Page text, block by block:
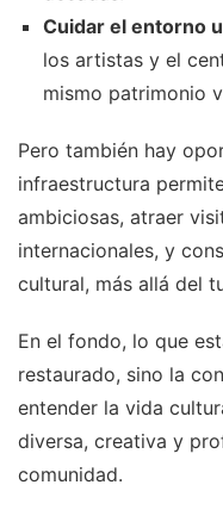
Cuidar el entorno
los artistas y el
mismo patrimonio
Pero también hay
infraestructura
ambiciosas, atraer
internacionales, y
cultural, más allá del
En el fondo, lo que
restaurado, sino la
entender la vida
diversa, creativa y
comunidad.